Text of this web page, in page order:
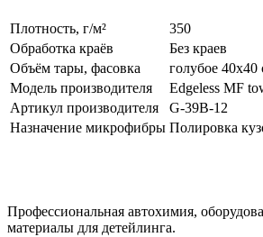
Плотность, г/м²
350
Обработка краёв
Без краев
Объём тары, фасовка
голубое 40х40
Модель производителя
Edgeless MF
Артикул производителя
G-39B-12
Назначение микрофибры Полировка
Профессиональная автохимия,
материалы для детейлинга.